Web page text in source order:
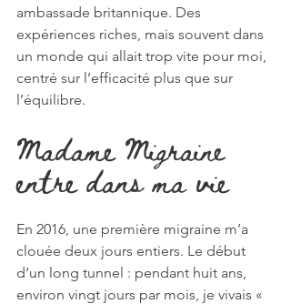
ambassade britannique. Des
expériences riches, mais souvent dans
un monde qui allait trop vite pour moi,
centré sur l’efficacité plus que sur
l’équilibre.
Madame Migraine
entre dans ma vie
En 2016, une première migraine m’a
clouée deux jours entiers. Le début
d’un long tunnel : pendant huit ans,
environ vingt jours par mois, je vivais «